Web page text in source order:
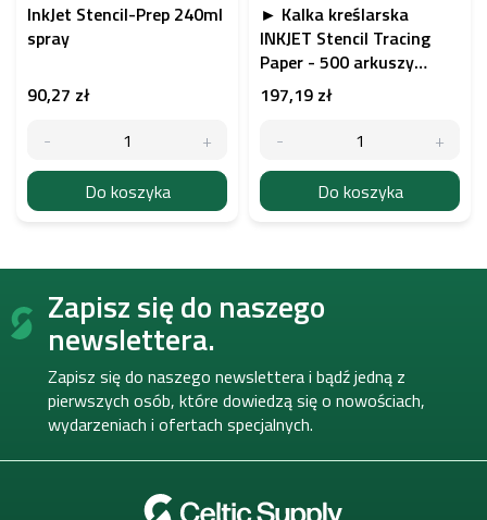
InkJet Stencil-Prep 240ml
spray
90,27 zł
Do koszyka
► Kalka kreślarska
INKJET Stencil Tracing
Paper - 500 arkuszy
papieru do drukarek
atramentowych
197,19 zł
Do koszyka
S
Zapisz się do naszego
newslettera.
Zapisz się do naszego newslettera i bądź jedną z
pierwszych osób, które dowiedzą się o nowościach,
wydarzeniach i ofertach specjalnych.